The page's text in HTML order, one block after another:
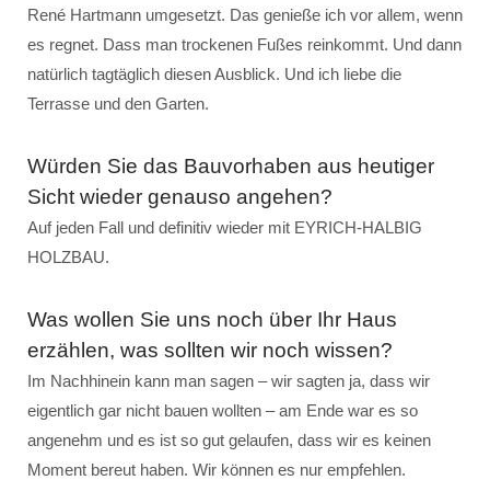
René Hartmann umgesetzt. Das genieße ich vor allem, wenn
es regnet. Dass man trockenen Fußes reinkommt. Und dann
natürlich tagtäglich diesen Ausblick. Und ich liebe die
Terrasse und den Garten.
Würden Sie das Bauvorhaben aus heutiger
Sicht wieder genauso angehen?
Auf jeden Fall und definitiv wieder mit EYRICH-HALBIG
HOLZBAU.
Was wollen Sie uns noch über Ihr Haus
erzählen, was sollten wir noch wissen?
Im Nachhinein kann man sagen – wir sagten ja, dass wir
eigentlich gar nicht bauen wollten – am Ende war es so
angenehm und es ist so gut gelaufen, dass wir es keinen
Moment bereut haben. Wir können es nur empfehlen.